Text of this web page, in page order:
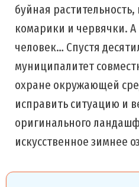
буйная
комарики и червячки.
человек… Спустя
муниципалитет
охране окружающей
исправить ситуацию и
оригинального
искусственное зимнее